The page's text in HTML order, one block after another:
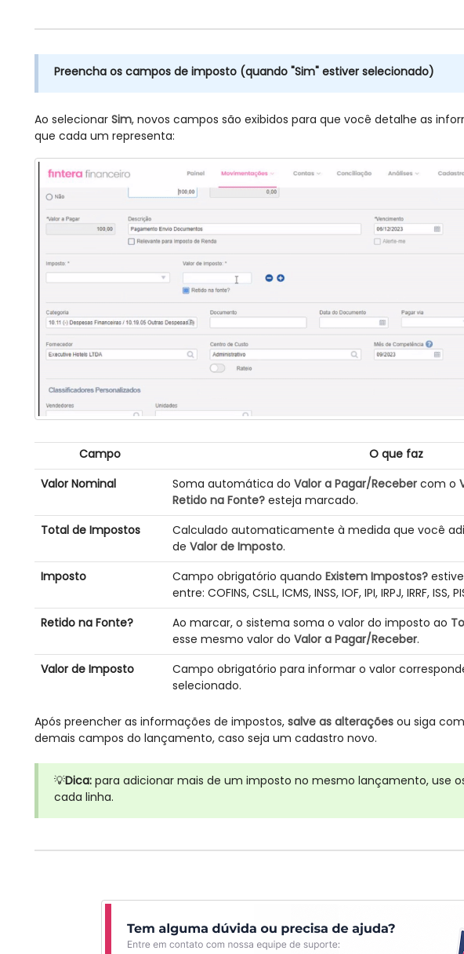
Preencha os campos de imposto (quando "Sim" estiver selecionado)
Ao selecionar Sim, novos campos são exibidos para que você detalhe as
que cada um representa:
Campo
O que faz
Valor Nominal
Soma automática do Valor a Pagar/Recebercom o
Retido na Fonte?esteja marcado.
Total de Impostos
Calculado automaticamente à medida que você
de Valor de Imposto.
Imposto
Campo obrigatório quando Existem Impostos?
entre: COFINS, CSLL, ICMS, INSS, IOF, IPI, IRPJ, IRRF, ISS,
Retido na Fonte?
Ao marcar, o sistema soma o valor do imposto ao
esse mesmo valor do Valor a Pagar/Receber.
Valor de Imposto
Campo obrigatório para informar o valor
selecionado.
Após preencher as informações de impostos, salve as alteraçõesou siga
demais campos do lançamento, caso seja um cadastro novo.
💡Dica: para adicionar mais de um imposto no mesmo lançamento, use
cada linha.